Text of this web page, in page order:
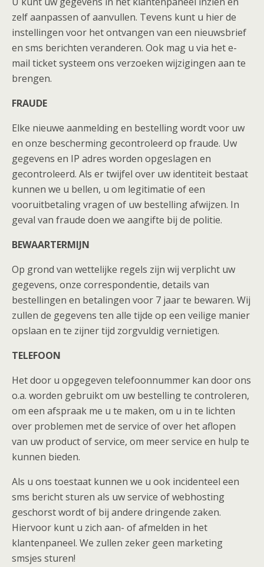
zelf aanpassen of aanvullen. Tevens kunt u hier de
instellingen voor het ontvangen van een nieuwsbrief
en sms berichten veranderen. Ook mag u via het e-
mail ticket systeem ons verzoeken wijzigingen aan te
brengen.
FRAUDE
Elke nieuwe aanmelding en bestelling wordt voor uw
en onze bescherming gecontroleerd op fraude. Uw
gegevens en IP adres worden opgeslagen en
gecontroleerd. Als er twijfel over uw identiteit bestaat
kunnen we u bellen, u om legitimatie of een
vooruitbetaling vragen of uw bestelling afwijzen. In
geval van fraude doen we aangifte bij de politie.
BEWAARTERMIJN
Op grond van wettelijke regels zijn wij verplicht uw
gegevens, onze correspondentie, details van
bestellingen en betalingen voor 7 jaar te bewaren. Wij
zullen de gegevens ten alle tijde op een veilige manier
opslaan en te zijner tijd zorgvuldig vernietigen.
TELEFOON
Het door u opgegeven telefoonnummer kan door ons
o.a. worden gebruikt om uw bestelling te controleren,
om een afspraak me u te maken, om u in te lichten
over problemen met de service of over het aflopen
van uw product of service, om meer service en hulp te
kunnen bieden.
Als u ons toestaat kunnen we u ook incidenteel een
sms bericht sturen als uw service of webhosting
geschorst wordt of bij andere dringende zaken.
Hiervoor kunt u zich aan- of afmelden in het
klantenpaneel. We zullen zeker geen marketing
smsjes sturen!